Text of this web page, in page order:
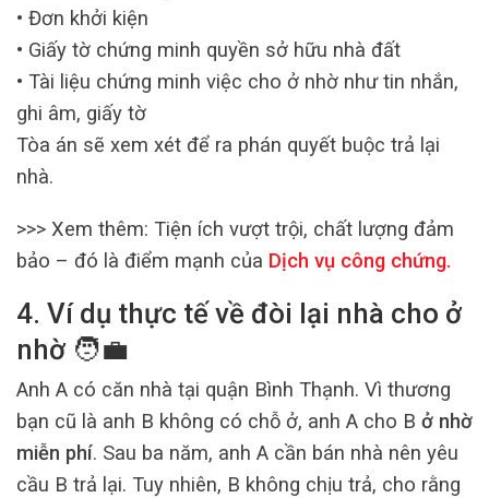
• Đơn khởi kiện
• Giấy tờ chứng minh quyền sở hữu nhà đất
• Tài liệu chứng minh việc cho ở nhờ như tin nhắn,
ghi âm, giấy tờ
Tòa án sẽ xem xét để ra phán quyết buộc trả lại
nhà.
>>> Xem thêm: Tiện ích vượt trội, chất lượng đảm
bảo – đó là điểm mạnh của Dịch vụ công chứng.
4. Ví dụ thực tế về đòi lại nhà cho ở
nhờ🧑‍💼
Anh A có căn nhà tại quận Bình Thạnh. Vì thương
bạn cũ là anh B không có chỗ ở, anh A cho B ở nhờ
miễn phí. Sau ba năm, anh A cần bán nhà nên yêu
cầu B trả lại. Tuy nhiên, B không chịu trả, cho rằng